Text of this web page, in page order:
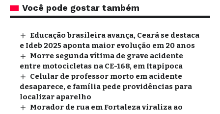
Você pode gostar também
Educação brasileira avança, Ceará se destaca
e Ideb 2025 aponta maior evolução em 20 anos
Morre segunda vítima de grave acidente
entre motocicletas na CE-168, em Itapipoca
Celular de professor morto em acidente
desaparece, e família pede providências para
localizar aparelho
Morador de rua em Fortaleza viraliza ao